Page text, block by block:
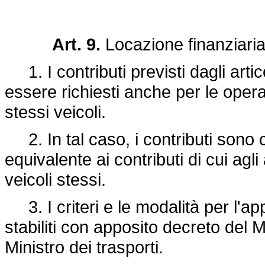
Art. 9. Locazione
1. I contributi previsti dagli
essere richiesti anche per le
stessi veicoli.
2. In tal caso, i contributi sono
equivalente ai contributi di cui
veicoli stessi.
3. I criteri e le modalità per
stabiliti con apposito decreto del
Ministro dei trasporti.